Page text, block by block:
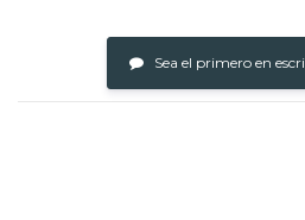
Sea el primero en